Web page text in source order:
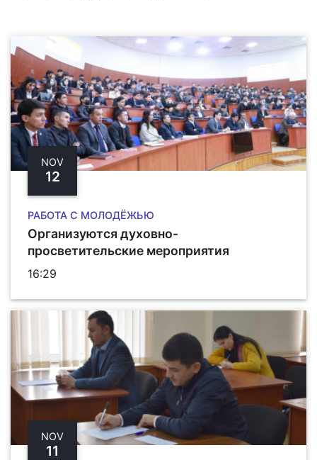
NOV
12
РАБОТА С МОЛОДЁЖЬЮ
Организуются духовно-
просветительские мероприятия
16:29
NOV
11